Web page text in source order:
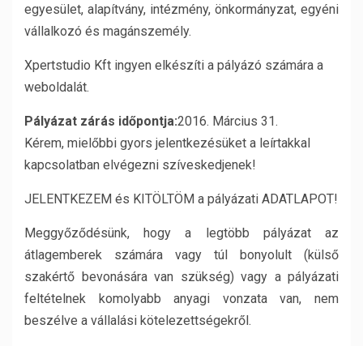
egyesület, alapítvány, intézmény, önkormányzat, egyéni
vállalkozó és magánszemély.
Xpertstudio Kft ingyen elkészíti a pályázó számára a
weboldalát.
Pályázat zárás időpontja:2016. Március 31.
Kérem, mielőbbi gyors jelentkezésüket a leírtakkal
kapcsolatban elvégezni szíveskedjenek!
JELENTKEZEM és KITÖLTÖM a pályázati ADATLAPOT!
Meggyőződésünk, hogy a legtöbb pályázat az
átlagemberek számára vagy túl bonyolult (külső
szakértő bevonására van szükség) vagy a pályázati
feltételnek komolyabb anyagi vonzata van, nem
beszélve a vállalási kötelezettségekről.